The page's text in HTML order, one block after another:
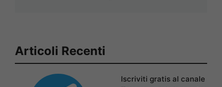
Articoli Recenti
Iscriviti gratis al canale